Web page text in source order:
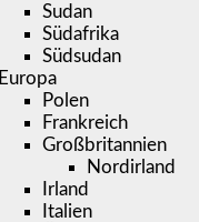
Sudan
Südafrika
Südsudan
Europa
Polen
Frankreich
Großbritannien
Nordirland
Irland
Italien